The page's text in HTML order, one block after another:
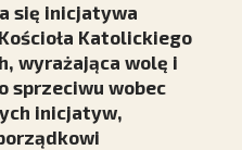
się inicjatywa
Katolickiego
wyrażająca wolę i
sprzeciwu wobec
inicjatyw,